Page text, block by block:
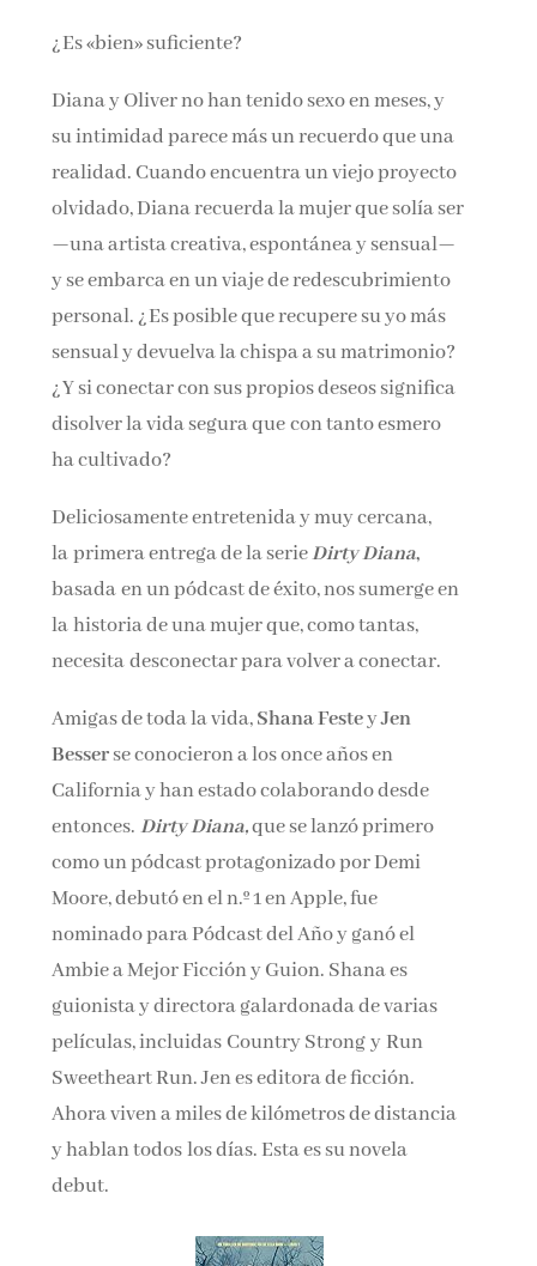
¿Es «bien» suficiente?
Diana y Oliver no han tenido sexo en meses, y
su intimidad parece más un recuerdo que una
realidad. Cuando encuentra un viejo proyecto
olvidado, Diana recuerda la mujer que solía ser
—una artista creativa, espontánea y sensual—
y se embarca en un viaje de redescubrimiento
personal. ¿Es posible que recupere su yo más
sensual y devuelva la chispa a su matrimonio?
¿Y si conectar con sus propios deseos significa
disolver la vida segura que con tanto esmero
ha cultivado?
Deliciosamente entretenida y muy cercana,
la primera entrega de la serieDirty Diana,
basada en un pódcast de éxito, nos sumerge en
la historia de una mujer que, como tantas,
necesita desconectar para volver a conectar.
Amigas de toda la vida,Shana FesteyJen
Besserse conocieron a los once años en
California y han estado colaborando desde
entonces.Dirty Diana,que se lanzó primero
como un pódcast protagonizado por Demi
Moore, debutó en el n.º 1 en Apple, fue
nominado para Pódcast del Año y ganó el
Ambie a Mejor Ficción y Guion. Shana es
guionista y directora galardonada de varias
películas, incluidas Country Strong y Run
Sweetheart Run. Jen es editora de ficción.
Ahora viven a miles de kilómetros de distancia
y hablan todos los días. Esta es su novela
debut.